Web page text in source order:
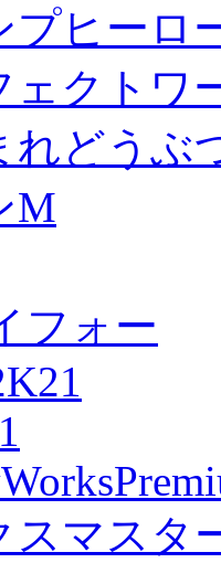
プヒーロ
ェクトワ
れどうぶ
M
フォー
スマスタ